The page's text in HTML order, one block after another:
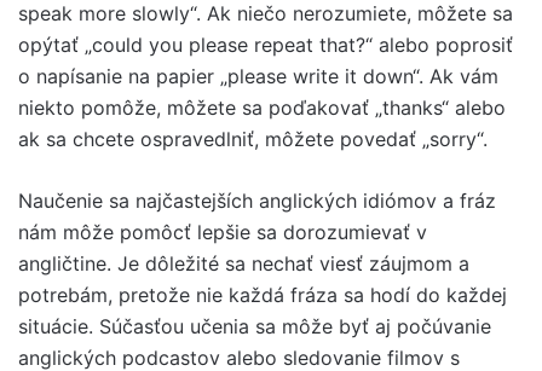
speak more slowly“. Ak niečo nerozumiete, môžete sa
opýtať „could you please repeat that?“ alebo poprosiť
o napísanie na papier „please write it down“. Ak vám
niekto pomôže, môžete sa poďakovať „thanks“ alebo
ak sa chcete ospravedlniť, môžete povedať „sorry“.
Naučenie sa najčastejších anglických idiómov a fráz
nám môže pomôcť lepšie sa dorozumievať v
angličtine. Je dôležité sa nechať viesť záujmom a
potrebám, pretože nie každá fráza sa hodí do každej
situácie. Súčasťou učenia sa môže byť aj počúvanie
anglických podcastov alebo sledovanie filmov s